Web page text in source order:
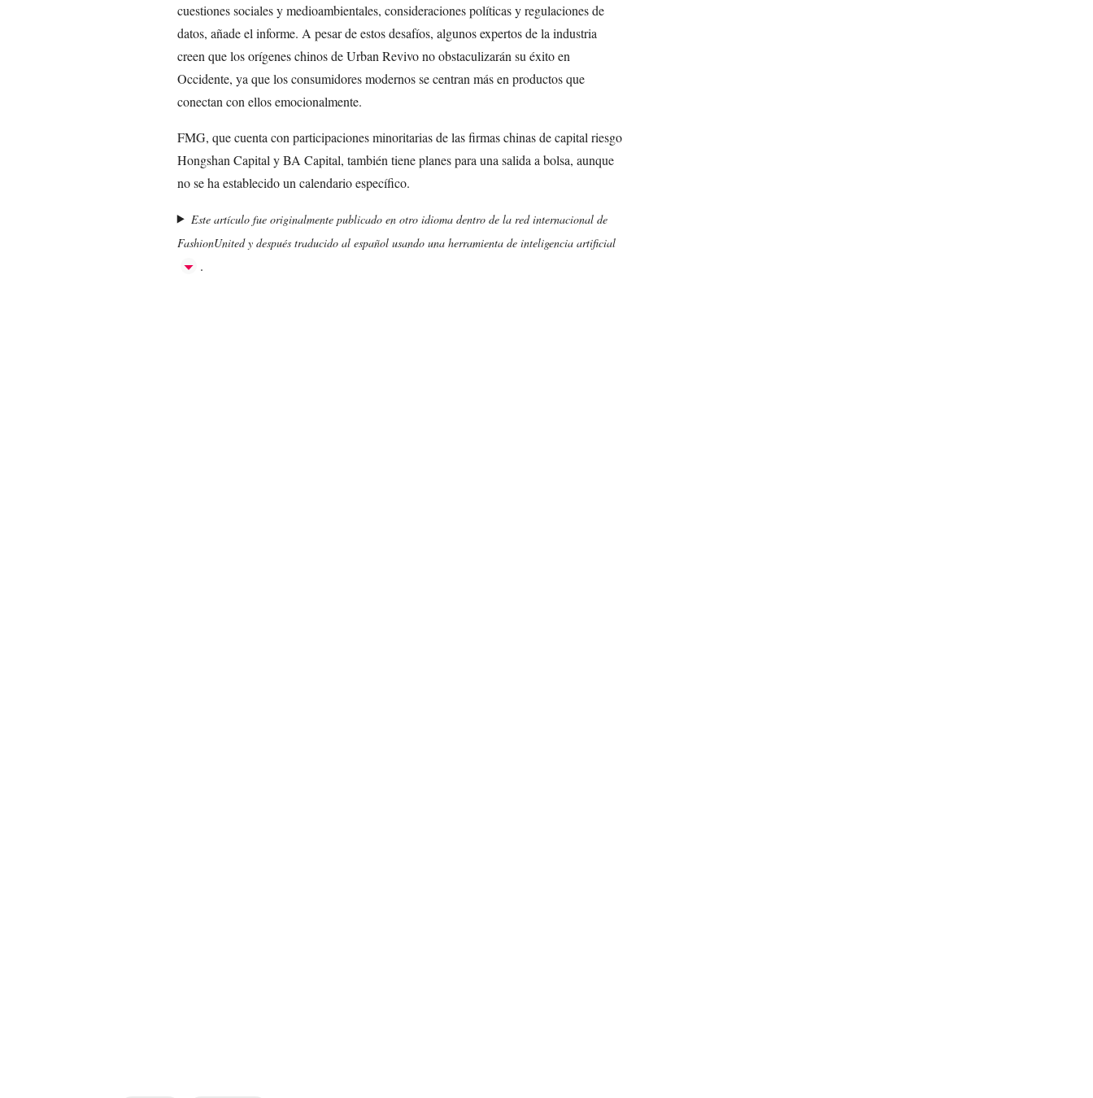
cuestiones sociales y medioambientales, consideraciones políticas y regulaciones de
datos, añade el informe. A pesar de estos desafíos, algunos expertos de la industria
creen que los orígenes chinos de Urban Revivo no obstaculizarán su éxito en
Occidente, ya que los consumidores modernos se centran más en productos que
conectan con ellos emocionalmente.
FMG, que cuenta con participaciones minoritarias de las firmas chinas de capital riesgo
Hongshan Capital y BA Capital, también tiene planes para una salida a bolsa, aunque
no se ha establecido un calendario específico.
Este artículo fue originalmente publicado en otro idioma dentro de la red internacional de
FashionUnited y después traducido al español usando una herramienta de inteligencia artificial
.